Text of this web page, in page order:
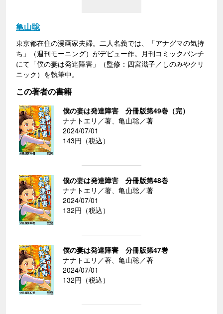
亀山聡
東京都在住の漫画家夫婦。二人名義では、「アナグマの気持
ち」（週刊モーニング）がデビュー作。月刊コミックバンチ
にて「僕の妻は発達障害」（監修：四宮滋子／しのみやクリ
ニック）を執筆中。
この著者の書籍
僕の妻は発達障害 分冊版第49巻（完）
ナナトエリ／著、亀山聡／著
2024/07/01
143円（税込）
僕の妻は発達障害 分冊版第48巻
ナナトエリ／著、亀山聡／著
2024/07/01
132円（税込）
僕の妻は発達障害 分冊版第47巻
ナナトエリ／著、亀山聡／著
2024/07/01
132円（税込）